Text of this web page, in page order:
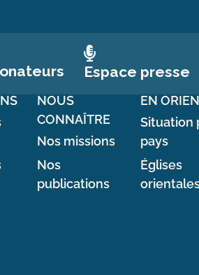
Espace presse
NOUS
CONNAÎTRE
Nos missions
Nos
publications
EN
Situation
pays
Églises